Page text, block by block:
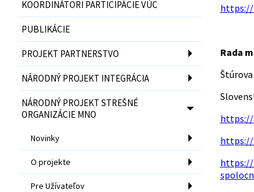
KOORDINÁTORI PARTICIPÁCIE VÚC
PUBLIKÁCIE
PROJEKT PARTNERSTVO
NÁRODNÝ PROJEKT INTEGRÁCIA
NÁRODNÝ PROJEKT STREŠNÉ
ORGANIZÁCIE MNO
Novinky
O projekte
Pre Užívateľov
https://
Rada
https://
https://
https://